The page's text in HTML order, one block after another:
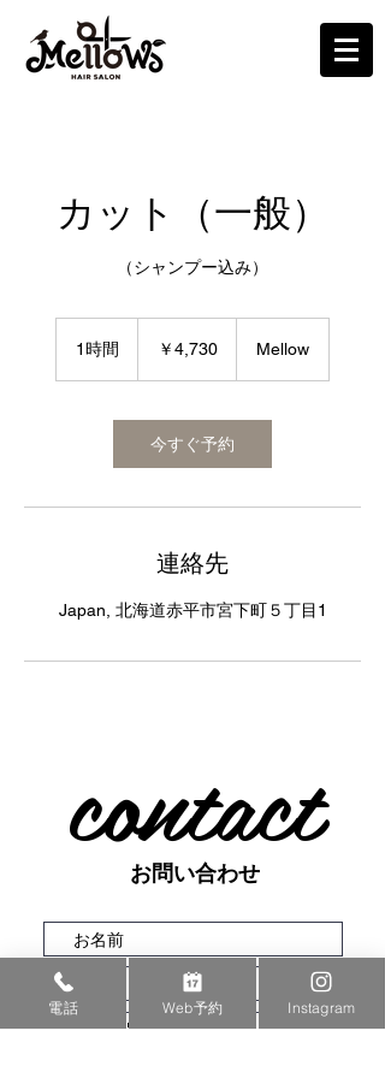
カット（一般）
（シャンプー込み）
1時間 ￥4,730 Mellow
今すぐ予約
連絡先
Japan, 北海道赤平市宮下町５丁目1
contact
お問い合わせ
電話 Web予約 Instagram